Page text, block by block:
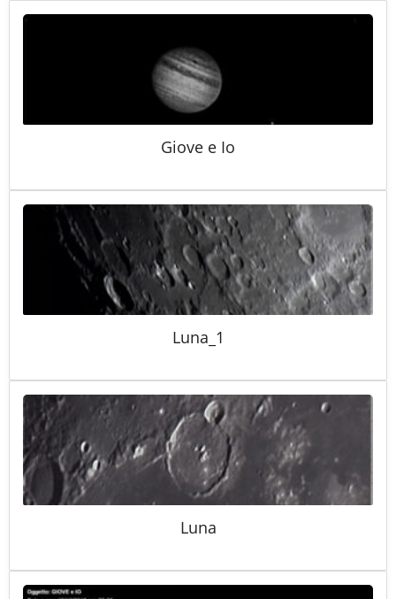
Giove e Io
Luna_1
Luna